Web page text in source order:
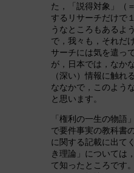
た，「説得対象」（
するリサーチだけで
うなところもあるよ
で，我々も，それだ
サーチには気を遣っ
が，日本では，なか
（深い）情報に触れ
ななかで，このよう
と思います。
「権利の一生の物語
で要件事実の教科書
に関する記載に出て
き理論」については
て知ったところです